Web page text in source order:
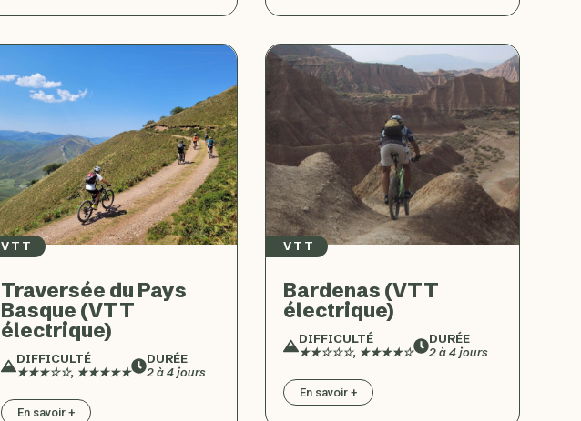
VTT
Traversée du Pays
Basque (VTT
électrique)
DIFFICULTÉ
★★★☆☆, ★★★★★
DURÉE
2 à 4 jours
En savoir +
VTT
Bardenas (VTT
électrique)
DIFFICULTÉ
★★☆☆☆, ★★★★☆
DURÉE
2 à 4 jours
En savoir +